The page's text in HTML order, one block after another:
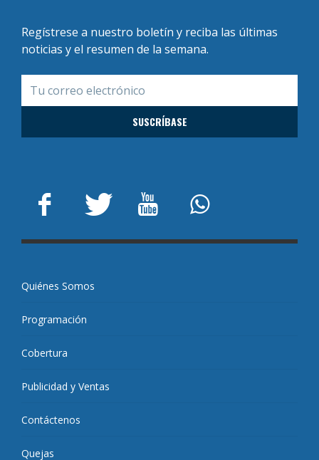
Regístrese a nuestro boletín y reciba las últimas
noticias y el resumen de la semana.
Quiénes Somos
Programación
Cobertura
Publicidad y Ventas
Contáctenos
Quejas